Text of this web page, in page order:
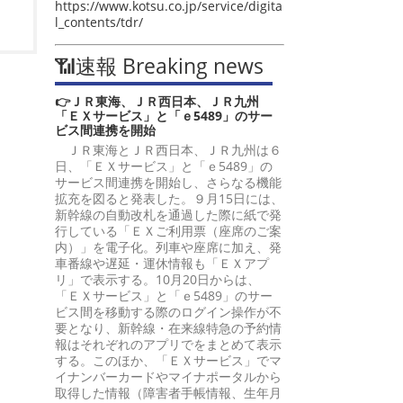
https://www.kotsu.co.jp/service/digita
l_contents/tdr/
📶速報 Breaking news
👉ＪＲ東海、ＪＲ西日本、ＪＲ九州
「ＥＸサービス」と「ｅ5489」のサー
ビス間連携を開始
ＪＲ東海とＪＲ西日本、ＪＲ九州は６
日、「ＥＸサービス」と「ｅ5489」の
サービス間連携を開始し、さらなる機能
拡充を図ると発表した。９月15日には、
新幹線の自動改札を通過した際に紙で発
行している「ＥＸご利用票（座席のご案
内）」を電子化。列車や座席に加え、発
車番線や遅延・運休情報も「ＥＸアプ
リ」で表示する。10月20日からは、
「ＥＸサービス」と「ｅ5489」のサー
ビス間を移動する際のログイン操作が不
要となり、新幹線・在来線特急の予約情
報はそれぞれのアプリでをまとめて表示
する。このほか、「ＥＸサービス」でマ
イナンバーカードやマイナポータルから
取得した情報（障害者手帳情報、生年月